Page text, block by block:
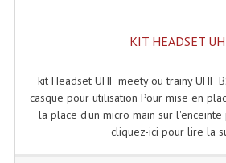
Filtres Actifs,
Haut-Parleurs Moteurs
KIT HEADSET
kit Headset UHF meety ou trainy UHF
casque pour utilisation Pour mise en
la place d'un micro main sur
cliquez-ici pour lire la